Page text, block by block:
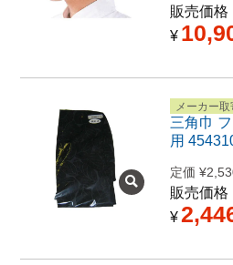
販売価格
¥
メーカー取
三角巾
用
定価 ¥
販売価格
¥